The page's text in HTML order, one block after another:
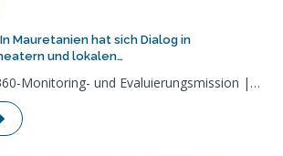
Mauretanien hat sich Dialog in
und lokalen…
Monitoring- und Evaluierungsmission |…